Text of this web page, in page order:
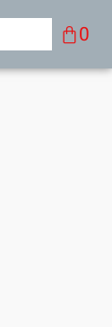
לתוכן0
עגלת
קניות
Search
Search Button